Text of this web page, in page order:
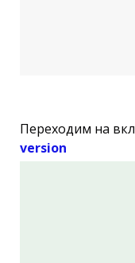
Переходим на
version